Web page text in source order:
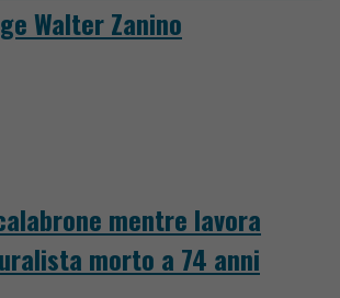
Walter Zanino
mentre lavora
morto a 74 anni